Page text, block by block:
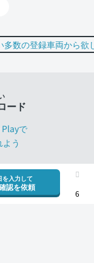
G トヨタ 86 G（
を入力して
認を依頼
6
ード